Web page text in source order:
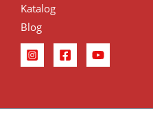
Katalog
Blog